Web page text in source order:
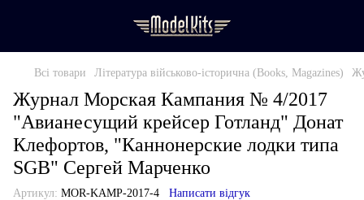
Всі товари Література військово-історична (Books, Magazines)
Журнал Морская Кампания № 4/2017
"Авианесущий крейсер Готланд" Донат
Клефортов, "Каннонерские лодки типа
SGB" Сергей Марченко
Артикул: MOR-KAMP-2017-4 Написати відгук